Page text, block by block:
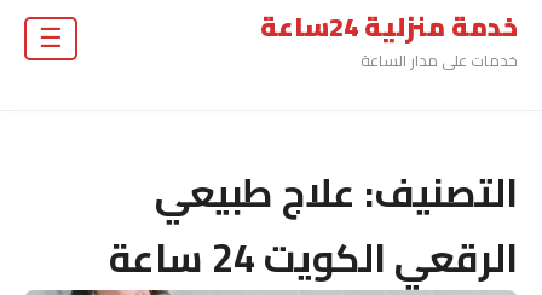
خدمة منزلية 24ساعة
خدمات على مدار الساعة
☰
التصنيف: علاج طبيعي
الرقعي الكويت 24 ساعة